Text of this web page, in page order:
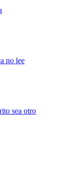
no lee
sea otro